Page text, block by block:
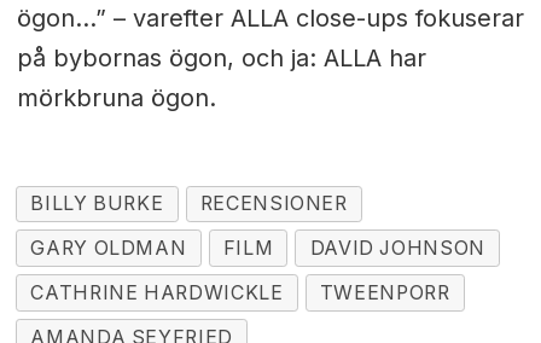
ögon...” – varefter ALLA close-ups fokuserar
på bybornas ögon, och ja: ALLA har
mörkbruna ögon.
BILLY BURKE
RECENSIONER
GARY OLDMAN
FILM
DAVID JOHNSON
CATHRINE HARDWICKLE
TWEENPORR
AMANDA SEYFRIED